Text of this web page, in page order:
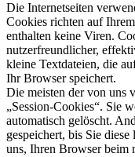
Die Internetseiten
Cookies richten auf
enthalten keine Viren.
nutzerfreundlicher,
kleine Textdateien, die
Ihr Browser speichert.
Die meisten der von uns
„Session-Cookies“. Sie
automatisch gelöscht.
gespeichert, bis Sie
uns, Ihren Browser beim